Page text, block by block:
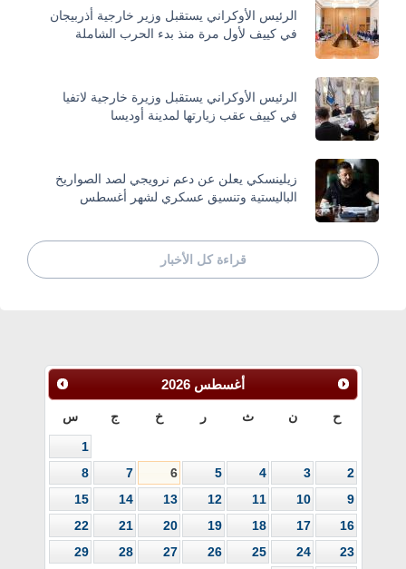
الرئيس الأوكراني يستقبل وزير خارجية أذربيجان
في كييف لأول مرة منذ بدء الحرب الشاملة
الرئيس الأوكراني يستقبل وزيرة خارجية لاتفيا
في كييف عقب زيارتها لمدينة أوديسا
زيلينسكي يعلن عن دعم نرويجي لصد الصواريخ
الباليستية وتنسيق عسكري لشهر أغسطس
قراءة كل الأخبار
أغسطس 2026
ح ن ث ر خ ج س
1
2
3
4
5
6
7
8
9
10
11
12
13
14
15
16
17
18
19
20
21
22
23
24
25
26
27
28
29